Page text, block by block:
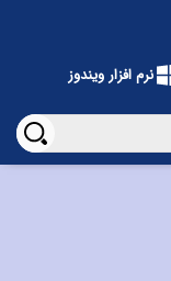
نرم افزار ویندوز